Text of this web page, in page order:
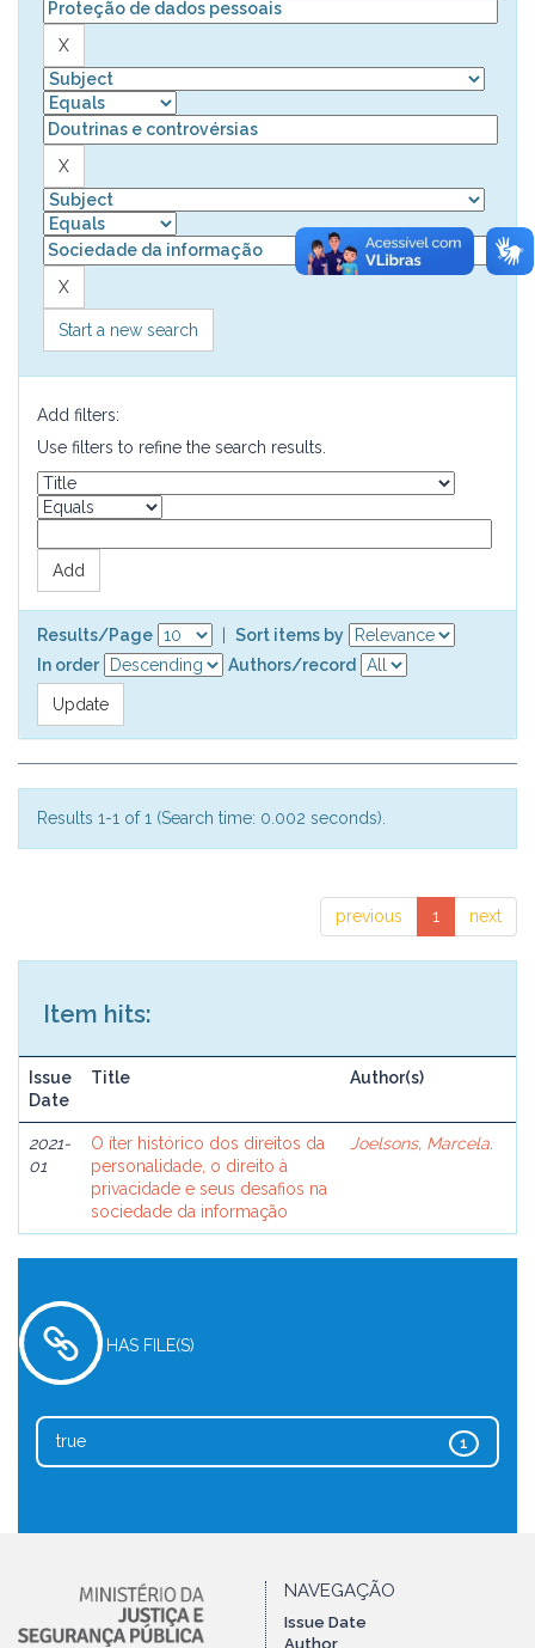
Start a new search
Add filters:
Use filters to refine the search results.
Results/Page
Sort items by
In order
Authors/record
Results 1-1 of 1 (Search time: 0.002 seconds).
previous 1 next
Item hits:
Issue
Date
Title Author(s)
2021-
01
O íter histórico dos direitos da
personalidade, o direito à
privacidade e seus desafios na
sociedade da informação
Joelsons, Marcela.
HAS FILE(S)
1
true
NAVEGAÇÃO
Issue Date
Author